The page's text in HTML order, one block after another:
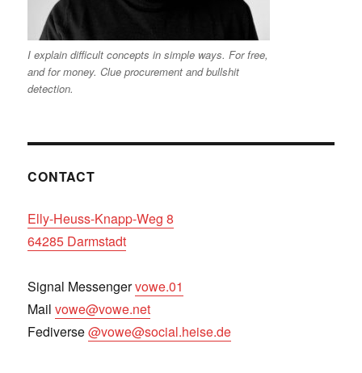
I explain difficult concepts in simple ways. For free,
and for money. Clue procurement and bullshit
detection.
CONTACT
Elly-Heuss-Knapp-Weg 8
64285 Darmstadt
Signal Messengervowe.01
Mailvowe@vowe.net
Fediverse@vowe@social.heise.de